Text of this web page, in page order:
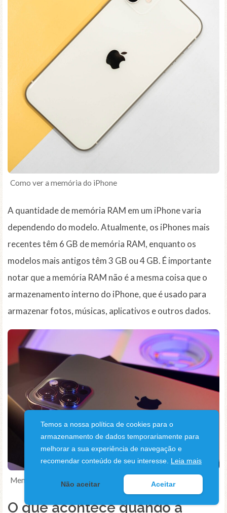
Como ver a memória do iPhone
A quantidade de memória RAM em um iPhone varia
dependendo do modelo. Atualmente, os iPhones mais
recentes têm 6 GB de memória RAM, enquanto os
modelos mais antigos têm 3 GB ou 4 GB. É importante
notar que a memória RAM não é a mesma coisa que o
armazenamento interno do iPhone, que é usado para
armazenar fotos, músicas, aplicativos e outros dados.
Memória do iPhone
O que acontece quando a
Temos a nossa política de cookies para o
armazenamento de dados temporariamente para
melhorar a sua experiência de navegação e
recomendar conteúdo de seu interesse. Leia mais
Não aceitar Aceitar